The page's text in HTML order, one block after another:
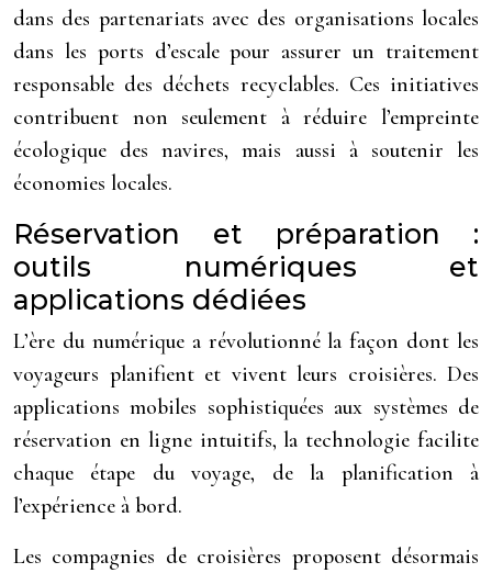
dans des partenariats avec des organisations locales
dans les ports d’escale pour assurer un traitement
responsable des déchets recyclables. Ces initiatives
contribuent non seulement à réduire l’empreinte
écologique des navires, mais aussi à soutenir les
économies locales.
Réservation et préparation :
outils numériques et
applications dédiées
L’ère du numérique a révolutionné la façon dont les
voyageurs planifient et vivent leurs croisières. Des
applications mobiles sophistiquées aux systèmes de
réservation en ligne intuitifs, la technologie facilite
chaque étape du voyage, de la planification à
l’expérience à bord.
Les compagnies de croisières proposent désormais